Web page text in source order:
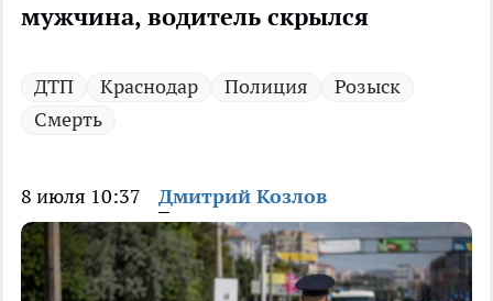
мужчина, водитель скрылся
ДТП Краснодар Полиция
Розыск
Смерть
8 июля 10:37 Дмитрий Козлов